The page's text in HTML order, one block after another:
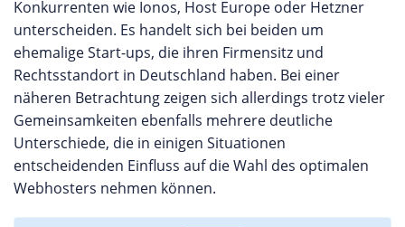
Konkurrenten wie Ionos, Host Europe oder Hetzner
unterscheiden. Es handelt sich bei beiden um
ehemalige Start-ups, die ihren Firmensitz und
Rechtsstandort in Deutschland haben. Bei einer
näheren Betrachtung zeigen sich allerdings trotz vieler
Gemeinsamkeiten ebenfalls mehrere deutliche
Unterschiede, die in einigen Situationen
entscheidenden Einfluss auf die Wahl des optimalen
Webhosters nehmen können.